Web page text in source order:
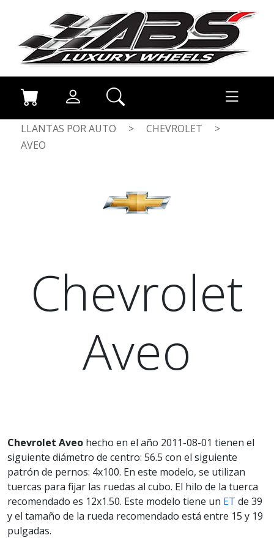
LLANTAS POR AUTO > CHEVROLET
>
AVEO
Chevrolet
Aveo
Chevrolet Aveo hecho en el año 2011-08-01 tienen el
siguiente diámetro de centro: 56.5 con el siguiente
patrón de pernos: 4x100. En este modelo, se utilizan
tuercas para fijar las ruedas al cubo. El hilo de la tuerca
recomendado es 12x1.50. Este modelo tiene un ET de 39
y el tamaño de la rueda recomendado está entre 15 y 19
pulgadas.